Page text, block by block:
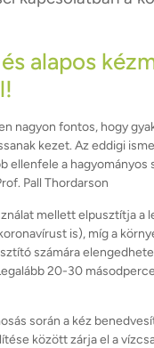
alapos
nagyon fontos, hogy
kezet. Az eddigi
ellenfele a hagyományos
Pall Thordarson
mellett elpusztítja a
is), míg a
számára
20-30
során a kéz
között zárja el a